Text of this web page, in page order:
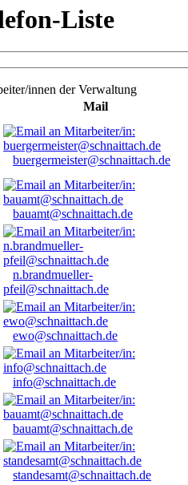
Liste
innen der Verwaltung
Mail
buergermeister@schnaittach.de
bauamt@schnaittach.de
n.brandmueller-
pfeil@schnaittach.de
ewo@schnaittach.de
info@schnaittach.de
bauamt@schnaittach.de
standesamt@schnaittach.de